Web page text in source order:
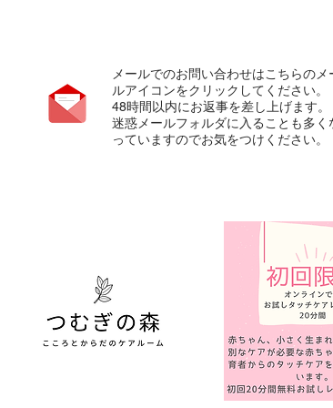
メールでのお問い合わせはこちらのメ
ルアイコンをクリックしてください。
​48時間以内にお返事を差し上げます。
迷惑メールフォルダに入ることも多く
っていますのでお気をつけください。